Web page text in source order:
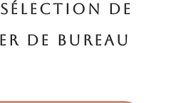
DE
DE BUREAU